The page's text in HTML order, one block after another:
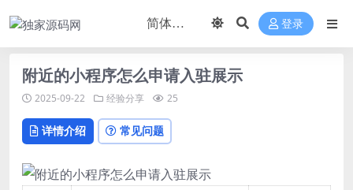
登录
附近的小程序怎么申请入驻展示
2025-09-22 经验分享 25
详情介绍 常见问题